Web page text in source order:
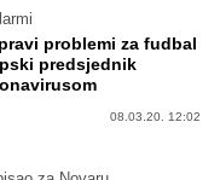
problemi za fudbal
predsjednik
08.03.20. 12:02